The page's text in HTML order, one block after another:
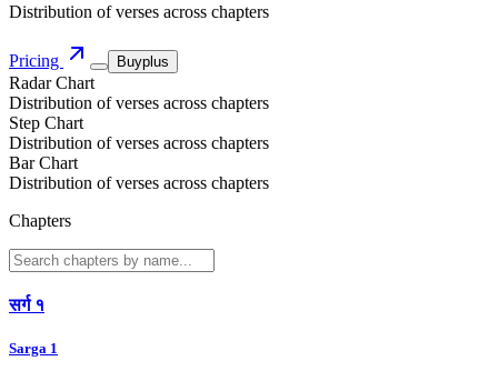
Distribution of verses across chapters
Pricing Buyplus
Radar Chart
Distribution of verses across chapters
Step Chart
Distribution of verses across chapters
Bar Chart
Distribution of verses across chapters
Chapters
सर्ग १
Sarga 1